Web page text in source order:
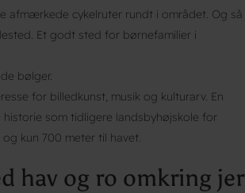
afmærkede cykelruter rundt i området. Og så
Et godt sted for børnefamilier i
bølger.
for billedkunst, musik og kulturarv. En
som tidligere landsbyhøjskole for
kun 700 meter til havet.
hav og ro omkring jer